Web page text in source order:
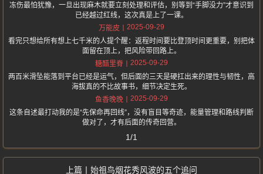
冻伤最怕犹豫，一旦出现麻木就要立刻处理和评估，别等到“手脚没力”才意识到
已经越过红线，这次真是上了一课。
万能皮
2025-09-29
看完只想给所有想上七千米的人提个醒：返程时间要比登顶时间更重要，别把体
面留在顶上，把风险带回路上。
糖醋里脊
2025-09-29
两百米滑坠能落到平台已经是运气，但后面的三天是硬扛出来的理性与韧性，高
海拔真的不比故事书，细节决定生死。
鱼香晚晚
2025-09-29
这条自述最打动我的是“先保命再回线”，没有盲目等奇迹，能量管理和路线判断
做对了，才有后面的传奇回营。
1/1
始祖鸟烟花秀风波的五个追问